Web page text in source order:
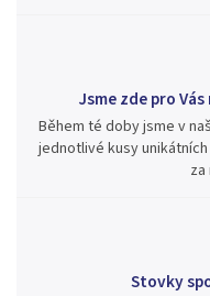
Jsme zde pro
Během té doby jsme v
jednotlivé kusy
Stovky